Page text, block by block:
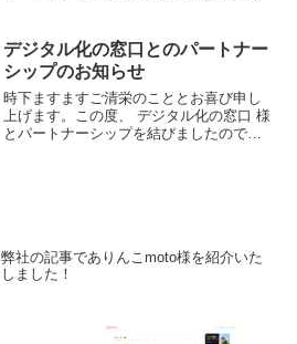
民泊などの一棟貸し宿泊施設に特化した
宿泊予約サイ...
デジタル化の窓口とのパートナー
シップのお知らせ
時下ますますご清栄のこととお喜び申し
上げます。この度、 デジタル化の窓口 様
とパートナーシップを結びましたので、
弊社の記事でありんこmoto様を紹介いた
しました！